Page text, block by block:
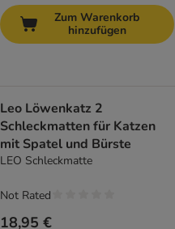
Zum Warenkorb
hinzufügen
Leo Löwenkatz 2
Schleckmatten für Katzen
mit Spatel und Bürste
LEO Schleckmatte
18,95 €
Not Rated